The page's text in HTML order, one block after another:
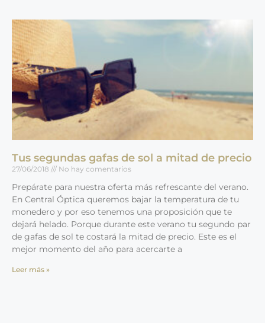
Tus segundas gafas de sol a mitad de precio
27/06/2018 No hay comentarios
Prepárate para nuestra oferta más refrescante del verano.
En Central Óptica queremos bajar la temperatura de tu
monedero y por eso tenemos una proposición que te
dejará helado. Porque durante este verano tu segundo par
de gafas de sol te costará la mitad de precio. Este es el
mejor momento del año para acercarte a
Leer más »